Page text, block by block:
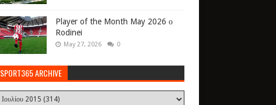
Player of the Month May 2026 ο
Rodinei
May 27, 2026 0
SPORT365 ARCHIVE